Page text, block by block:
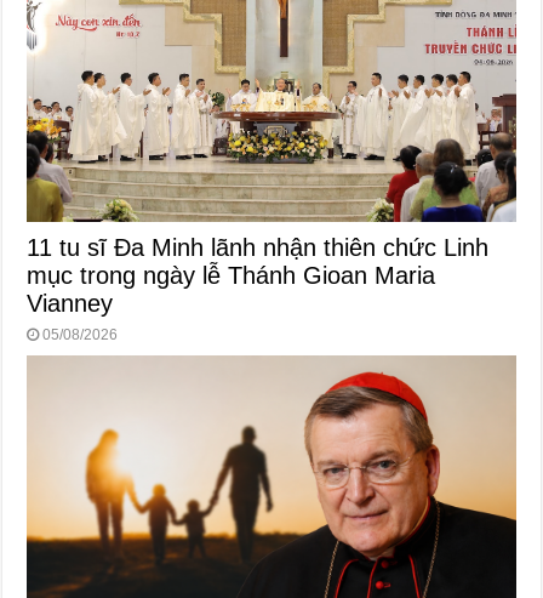
11 tu sĩ Đa Minh lãnh nhận thiên chức Linh
mục trong ngày lễ Thánh Gioan Maria
Vianney
05/08/2026